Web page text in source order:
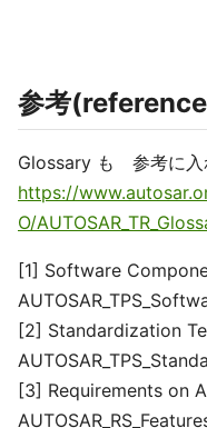
参考
Glossary も 参考に入
https://
O/
[1] Software
[2] Standardization
[3] Requirements on